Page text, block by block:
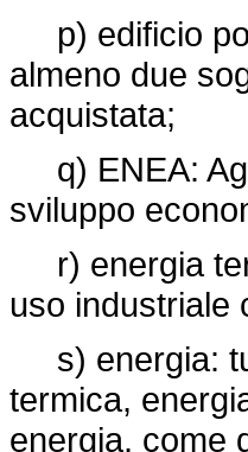
p) edificio
almeno due
acquistata;
q) ENEA:
sviluppo
r) energia
uso industriale
s) energia:
termica,
energia, come